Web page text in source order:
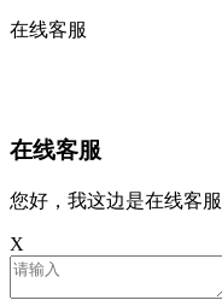
在线客服
在线客服
您好，我这边是在线客服
X